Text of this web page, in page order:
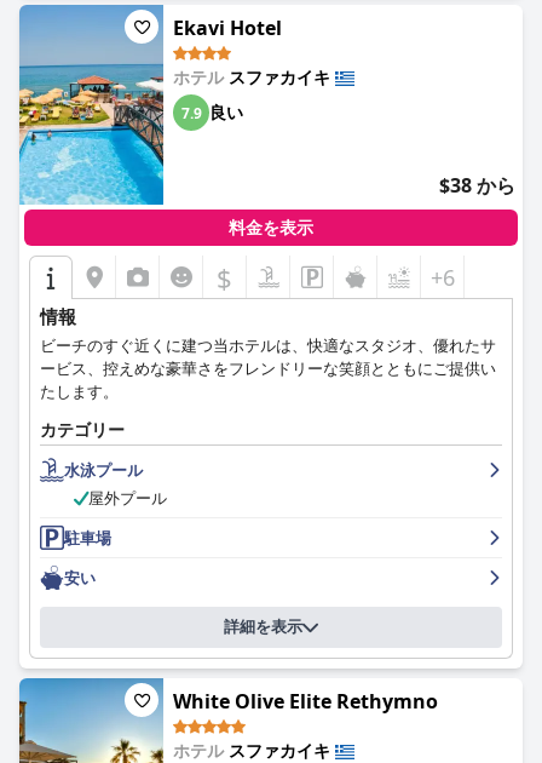
Ekavi Hotel
ホテル スファカイキ
7.9 良い
$38 から
料金を表示
$ +6
情報
ビーチのすぐ近くに建つ当ホテルは、快適なスタジオ、優れたサ
ービス、控えめな豪華さをフレンドリーな笑顔とともにご提供い
たします。
カテゴリー
水泳プール
屋外プール
駐車場
安い
詳細を表示
White Olive Elite Rethymno
ホテル スファカイキ